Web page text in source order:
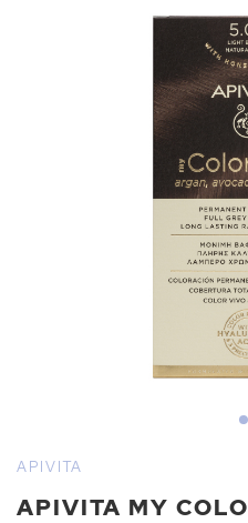
para
início
APIVITA MY
APIVITA